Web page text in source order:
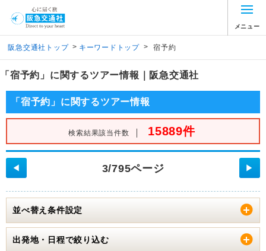
メニュー
阪急交通社トップ > キーワードトップ > 宿予約
「宿予約」に関するツアー情報｜阪急交通社
「宿予約」に関するツアー情報
検索結果該当件数 ｜ 15889件
3/795ページ
◀ ▶
並べ替え条件設定
出発地・日程で絞り込む